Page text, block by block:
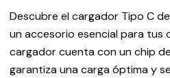
Descubre el cargador Tipo C
un accesorio esencial para tus
cargador cuenta con un chip
garantiza una carga óptima y